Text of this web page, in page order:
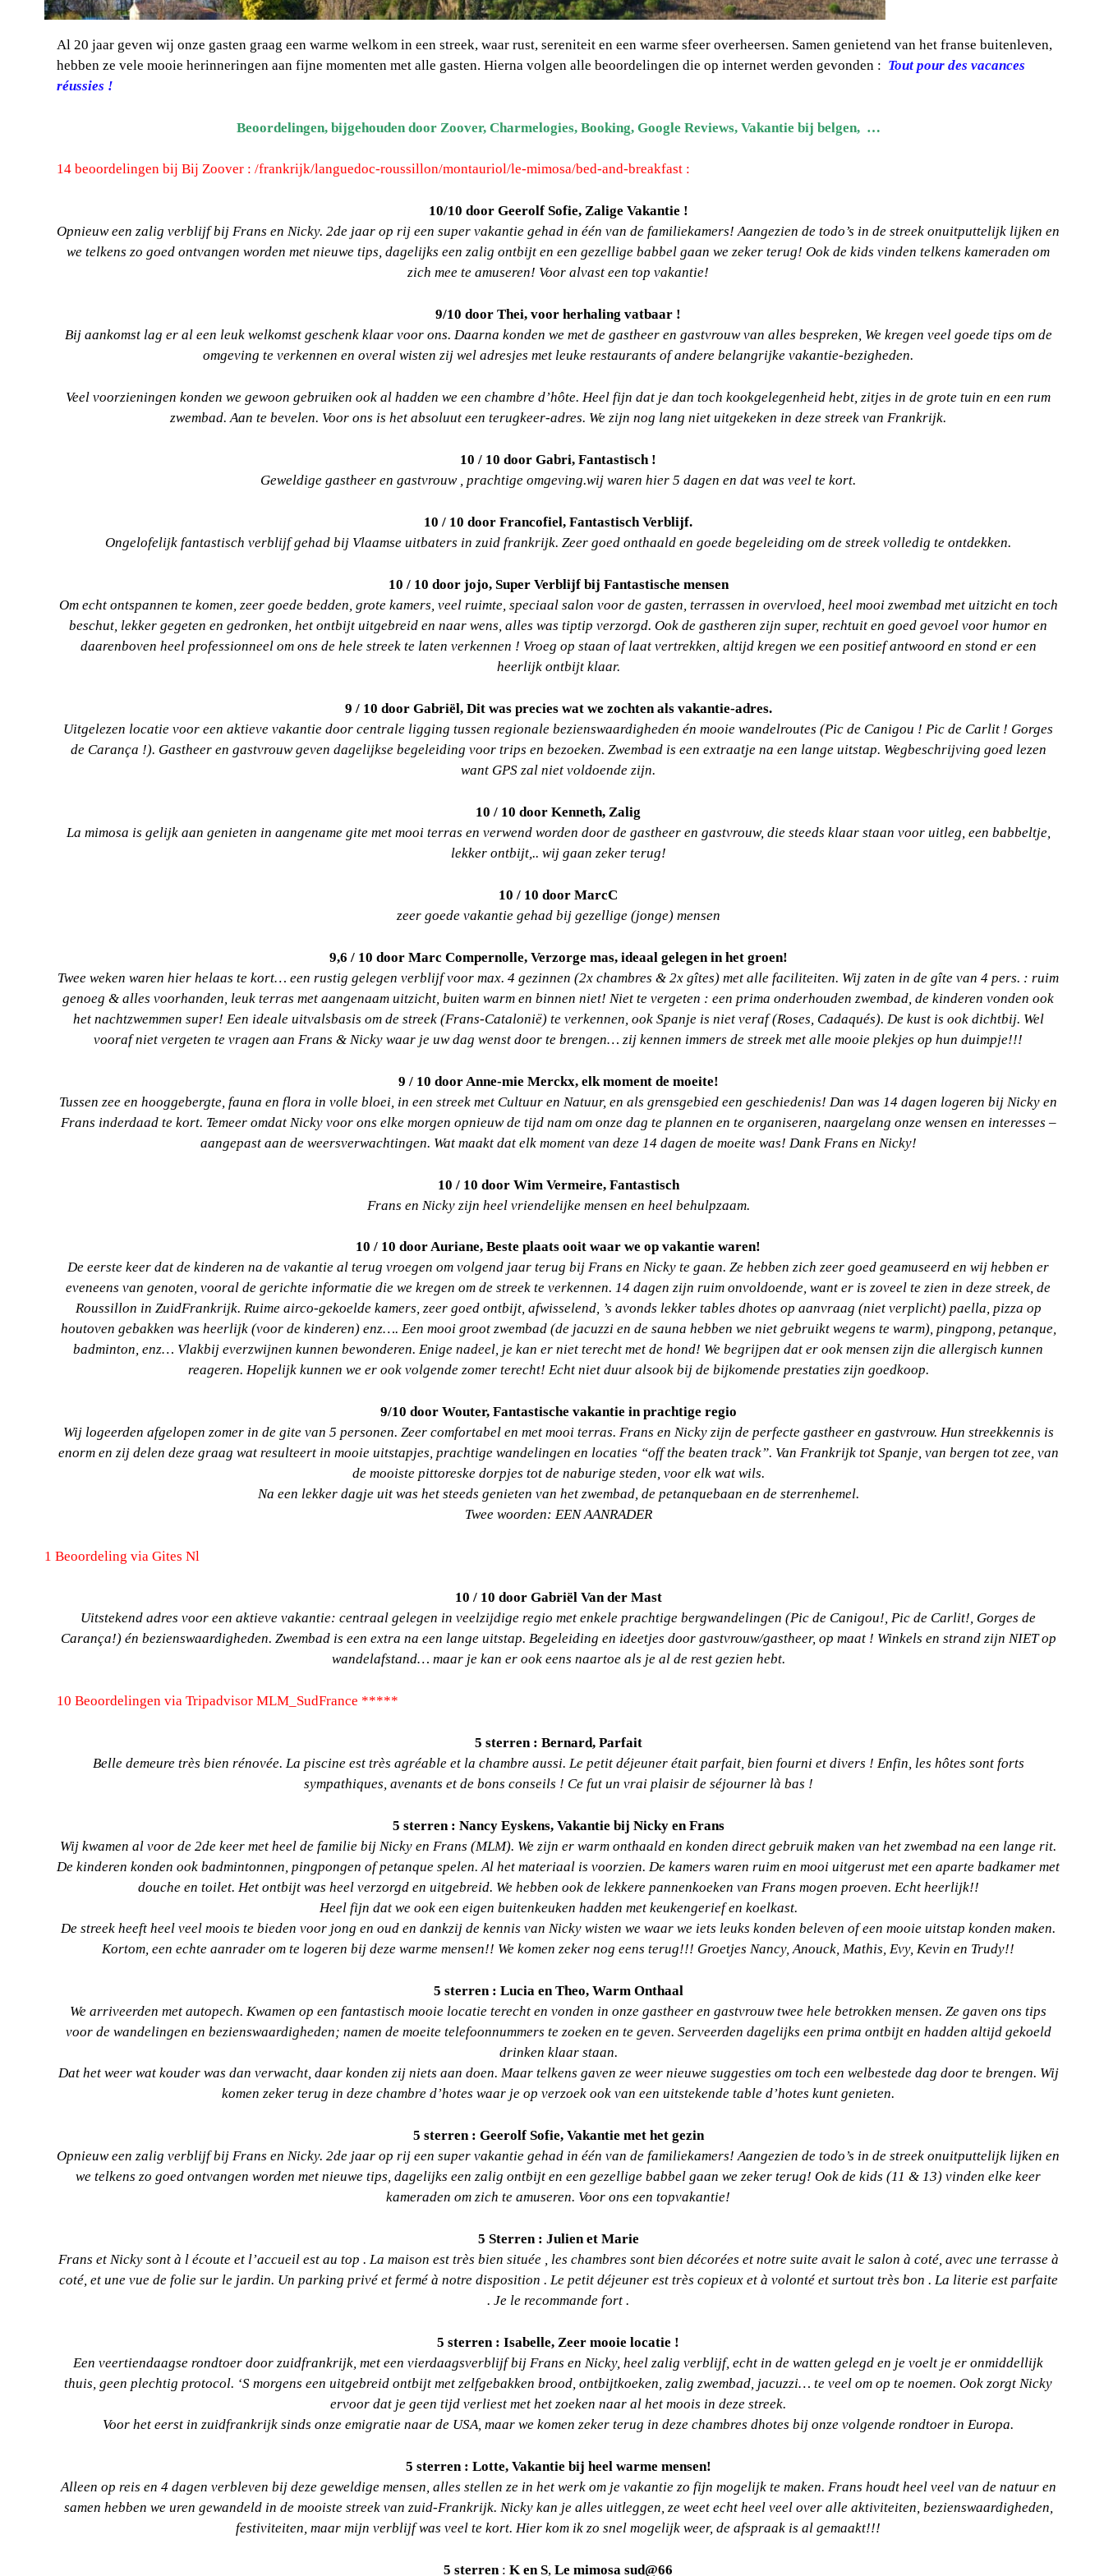
Al 20 jaar geven wij onze gasten graag een warme welkom in een streek, waar rust, sereniteit en een warme sfeer overheersen. Samen genietend van het franse buitenleven,
hebben ze vele mooie herinneringen aan fijne momenten met alle gasten. Hierna volgen alle beoordelingen die op internet werden gevonden : Tout pour des vacances
réussies !
Beoordelingen, bijgehouden door Zoover, Charmelogies, Booking, Google Reviews, Vakantie bij belgen, …
14 beoordelingen bij Bij Zoover : /frankrijk/languedoc-roussillon/montauriol/le-mimosa/bed-and-breakfast :
10/10 door Geerolf Sofie, Zalige Vakantie !
Opnieuw een zalig verblijf bij Frans en Nicky. 2de jaar op rij een super vakantie gehad in één van de familiekamers! Aangezien de todo’s in de streek onuitputtelijk lijken en
we telkens zo goed ontvangen worden met nieuwe tips, dagelijks een zalig ontbijt en een gezellige babbel gaan we zeker terug! Ook de kids vinden telkens kameraden om
zich mee te amuseren! Voor alvast een top vakantie!
9/10 door Thei, voor herhaling vatbaar !
Bij aankomst lag er al een leuk welkomst geschenk klaar voor ons. Daarna konden we met de gastheer en gastvrouw van alles bespreken, We kregen veel goede tips om de
omgeving te verkennen en overal wisten zij wel adresjes met leuke restaurants of andere belangrijke vakantie-bezigheden.
Veel voorzieningen konden we gewoon gebruiken ook al hadden we een chambre d’hôte. Heel fijn dat je dan toch kookgelegenheid hebt, zitjes in de grote tuin en een rum
zwembad. Aan te bevelen. Voor ons is het absoluut een terugkeer-adres. We zijn nog lang niet uitgekeken in deze streek van Frankrijk.
10 / 10 door Gabri, Fantastisch !
Geweldige gastheer en gastvrouw , prachtige omgeving.wij waren hier 5 dagen en dat was veel te kort.
10 / 10 door Francofiel, Fantastisch Verblijf.
Ongelofelijk fantastisch verblijf gehad bij Vlaamse uitbaters in zuid frankrijk. Zeer goed onthaald en goede begeleiding om de streek volledig te ontdekken.
10 / 10 door jojo, Super Verblijf bij Fantastische mensen
Om echt ontspannen te komen, zeer goede bedden, grote kamers, veel ruimte, speciaal salon voor de gasten, terrassen in overvloed, heel mooi zwembad met uitzicht en toch
beschut, lekker gegeten en gedronken, het ontbijt uitgebreid en naar wens, alles was tiptip verzorgd. Ook de gastheren zijn super, rechtuit en goed gevoel voor humor en
daarenboven heel professionneel om ons de hele streek te laten verkennen ! Vroeg op staan of laat vertrekken, altijd kregen we een positief antwoord en stond er een
heerlijk ontbijt klaar.
9 / 10 door Gabriël, Dit was precies wat we zochten als vakantie-adres.
Uitgelezen locatie voor een aktieve vakantie door centrale ligging tussen regionale bezienswaardigheden én mooie wandelroutes (Pic de Canigou ! Pic de Carlit ! Gorges
de Carança !). Gastheer en gastvrouw geven dagelijkse begeleiding voor trips en bezoeken. Zwembad is een extraatje na een lange uitstap. Wegbeschrijving goed lezen
want GPS zal niet voldoende zijn.
10 / 10 door Kenneth, Zalig
La mimosa is gelijk aan genieten in aangename gite met mooi terras en verwend worden door de gastheer en gastvrouw, die steeds klaar staan voor uitleg, een babbeltje,
lekker ontbijt,.. wij gaan zeker terug!
10 / 10 door MarcC
zeer goede vakantie gehad bij gezellige (jonge) mensen
9,6 / 10 door Marc Compernolle, Verzorge mas, ideaal gelegen in het groen!
Twee weken waren hier helaas te kort… een rustig gelegen verblijf voor max. 4 gezinnen (2x chambres & 2x gîtes) met alle faciliteiten. Wij zaten in de gîte van 4 pers. : ruim
genoeg & alles voorhanden, leuk terras met aangenaam uitzicht, buiten warm en binnen niet! Niet te vergeten : een prima onderhouden zwembad, de kinderen vonden ook
het nachtzwemmen super! Een ideale uitvalsbasis om de streek (Frans-Catalonië) te verkennen, ook Spanje is niet veraf (Roses, Cadaqués). De kust is ook dichtbij. Wel
vooraf niet vergeten te vragen aan Frans & Nicky waar je uw dag wenst door te brengen… zij kennen immers de streek met alle mooie plekjes op hun duimpje!!!
9 / 10 door Anne-mie Merckx, elk moment de moeite!
Tussen zee en hooggebergte, fauna en flora in volle bloei, in een streek met Cultuur en Natuur, en als grensgebied een geschiedenis! Dan was 14 dagen logeren bij Nicky en
Frans inderdaad te kort. Temeer omdat Nicky voor ons elke morgen opnieuw de tijd nam om onze dag te plannen en te organiseren, naargelang onze wensen en interesses –
aangepast aan de weersverwachtingen. Wat maakt dat elk moment van deze 14 dagen de moeite was! Dank Frans en Nicky!
10 / 10 door Wim Vermeire, Fantastisch
Frans en Nicky zijn heel vriendelijke mensen en heel behulpzaam.
10 / 10 door Auriane, Beste plaats ooit waar we op vakantie waren!
De eerste keer dat de kinderen na de vakantie al terug vroegen om volgend jaar terug bij Frans en Nicky te gaan. Ze hebben zich zeer goed geamuseerd en wij hebben er
eveneens van genoten, vooral de gerichte informatie die we kregen om de streek te verkennen. 14 dagen zijn ruim onvoldoende, want er is zoveel te zien in deze streek, de
Roussillon in ZuidFrankrijk. Ruime airco-gekoelde kamers, zeer goed ontbijt, afwisselend, ’s avonds lekker tables dhotes op aanvraag (niet verplicht) paella, pizza op
houtoven gebakken was heerlijk (voor de kinderen) enz…. Een mooi groot zwembad (de jacuzzi en de sauna hebben we niet gebruikt wegens te warm), pingpong, petanque,
badminton, enz… Vlakbij everzwijnen kunnen bewonderen. Enige nadeel, je kan er niet terecht met de hond! We begrijpen dat er ook mensen zijn die allergisch kunnen
reageren. Hopelijk kunnen we er ook volgende zomer terecht! Echt niet duur alsook bij de bijkomende prestaties zijn goedkoop.
9/10 door Wouter, Fantastische vakantie in prachtige regio
Wij logeerden afgelopen zomer in de gite van 5 personen. Zeer comfortabel en met mooi terras. Frans en Nicky zijn de perfecte gastheer en gastvrouw. Hun streekkennis is
enorm en zij delen deze graag wat resulteert in mooie uitstapjes, prachtige wandelingen en locaties “off the beaten track”. Van Frankrijk tot Spanje, van bergen tot zee, van
de mooiste pittoreske dorpjes tot de naburige steden, voor elk wat wils.
Na een lekker dagje uit was het steeds genieten van het zwembad, de petanquebaan en de sterrenhemel.
Twee woorden: EEN AANRADER
1 Beoordeling via Gites Nl
10 / 10 door Gabriël Van der Mast
Uitstekend adres voor een aktieve vakantie: centraal gelegen in veelzijdige regio met enkele prachtige bergwandelingen (Pic de Canigou!, Pic de Carlit!, Gorges de
Carança!) én bezienswaardigheden. Zwembad is een extra na een lange uitstap. Begeleiding en ideetjes door gastvrouw/gastheer, op maat ! Winkels en strand zijn NIET op
wandelafstand… maar je kan er ook eens naartoe als je al de rest gezien hebt.
10 Beoordelingen via Tripadvisor MLM_SudFrance *****
5 sterren : Bernard, Parfait
Belle demeure très bien rénovée. La piscine est très agréable et la chambre aussi. Le petit déjeuner était parfait, bien fourni et divers ! Enfin, les hôtes sont forts
sympathiques, avenants et de bons conseils ! Ce fut un vrai plaisir de séjourner là bas !
5 sterren : Nancy Eyskens, Vakantie bij Nicky en Frans
Wij kwamen al voor de 2de keer met heel de familie bij Nicky en Frans (MLM). We zijn er warm onthaald en konden direct gebruik maken van het zwembad na een lange rit.
De kinderen konden ook badmintonnen, pingpongen of petanque spelen. Al het materiaal is voorzien. De kamers waren ruim en mooi uitgerust met een aparte badkamer met
douche en toilet. Het ontbijt was heel verzorgd en uitgebreid. We hebben ook de lekkere pannenkoeken van Frans mogen proeven. Echt heerlijk!!
Heel fijn dat we ook een eigen buitenkeuken hadden met keukengerief en koelkast.
De streek heeft heel veel moois te bieden voor jong en oud en dankzij de kennis van Nicky wisten we waar we iets leuks konden beleven of een mooie uitstap konden maken.
Kortom, een echte aanrader om te logeren bij deze warme mensen!! We komen zeker nog eens terug!!! Groetjes Nancy, Anouck, Mathis, Evy, Kevin en Trudy!!
5 sterren : Lucia en Theo, Warm Onthaal
We arriveerden met autopech. Kwamen op een fantastisch mooie locatie terecht en vonden in onze gastheer en gastvrouw twee hele betrokken mensen. Ze gaven ons tips
voor de wandelingen en bezienswaardigheden; namen de moeite telefoonnummers te zoeken en te geven. Serveerden dagelijks een prima ontbijt en hadden altijd gekoeld
drinken klaar staan.
Dat het weer wat kouder was dan verwacht, daar konden zij niets aan doen. Maar telkens gaven ze weer nieuwe suggesties om toch een welbestede dag door te brengen. Wij
komen zeker terug in deze chambre d’hotes waar je op verzoek ook van een uitstekende table d’hotes kunt genieten.
5 sterren : Geerolf Sofie, Vakantie met het gezin
Opnieuw een zalig verblijf bij Frans en Nicky. 2de jaar op rij een super vakantie gehad in één van de familiekamers! Aangezien de todo’s in de streek onuitputtelijk lijken en
we telkens zo goed ontvangen worden met nieuwe tips, dagelijks een zalig ontbijt en een gezellige babbel gaan we zeker terug! Ook de kids (11 & 13) vinden elke keer
kameraden om zich te amuseren. Voor ons een topvakantie!
5 Sterren : Julien et Marie
Frans et Nicky sont à l écoute et l’accueil est au top . La maison est très bien située , les chambres sont bien décorées et notre suite avait le salon à coté, avec une terrasse à
coté, et une vue de folie sur le jardin. Un parking privé et fermé à notre disposition . Le petit déjeuner est très copieux et à volonté et surtout très bon . La literie est parfaite
. Je le recommande fort .
5 sterren : Isabelle, Zeer mooie locatie !
Een veertiendaagse rondtoer door zuidfrankrijk, met een vierdaagsverblijf bij Frans en Nicky, heel zalig verblijf, echt in de watten gelegd en je voelt je er onmiddellijk
thuis, geen plechtig protocol. ‘S morgens een uitgebreid ontbijt met zelfgebakken brood, ontbijtkoeken, zalig zwembad, jacuzzi… te veel om op te noemen. Ook zorgt Nicky
ervoor dat je geen tijd verliest met het zoeken naar al het moois in deze streek.
Voor het eerst in zuidfrankrijk sinds onze emigratie naar de USA, maar we komen zeker terug in deze chambres dhotes bij onze volgende rondtoer in Europa.
5 sterren : Lotte, Vakantie bij heel warme mensen!
Alleen op reis en 4 dagen verbleven bij deze geweldige mensen, alles stellen ze in het werk om je vakantie zo fijn mogelijk te maken. Frans houdt heel veel van de natuur en
samen hebben we uren gewandeld in de mooiste streek van zuid-Frankrijk. Nicky kan je alles uitleggen, ze weet echt heel veel over alle aktiviteiten, bezienswaardigheden,
festiviteiten, maar mijn verblijf was veel te kort. Hier kom ik zo snel mogelijk weer, de afspraak is al gemaakt!!!
5 sterren : K en S, Le mimosa sud@66